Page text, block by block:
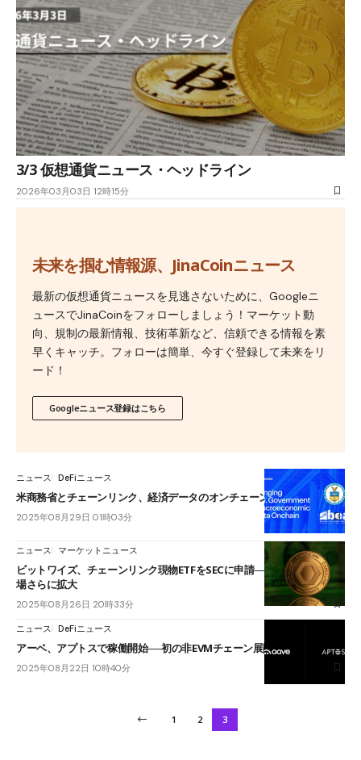
3/3 仮想通貨ニュース・ヘッドライン
2026年03月03日 12時15分
未来を掴む情報源、JinaCoinニュース
最新の仮想通貨ニュースを見逃さないために、Googleニ
ュースでJinaCoinをフォローしましょう！マーケット動
向、規制の最新情報、技術革新など、信頼できる情報を素
早くキャッチ。フォローは簡単、今すぐ登録して未来をリ
ード！
Googleニュース登録はこちら
ニュース DeFiニュース
米商務省とチェーンリンク、経済データのオンチェーン提供を開始
2025年08月29日 01時03分
ニュース マーケットニュース
ビットワイズ、チェーンリンク現物ETFをSECに申請──暗号資産ETF市
場さらに拡大
2025年08月26日 20時33分
ニュース DeFiニュース
アーベ、アプトスで稼働開始──初の非EVMチェーン展開でDeFi拡大へ
2025年08月22日 10時40分
1 2 3